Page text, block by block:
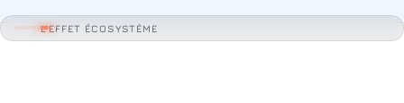
L'EFFET ÉCOSYSTÈME